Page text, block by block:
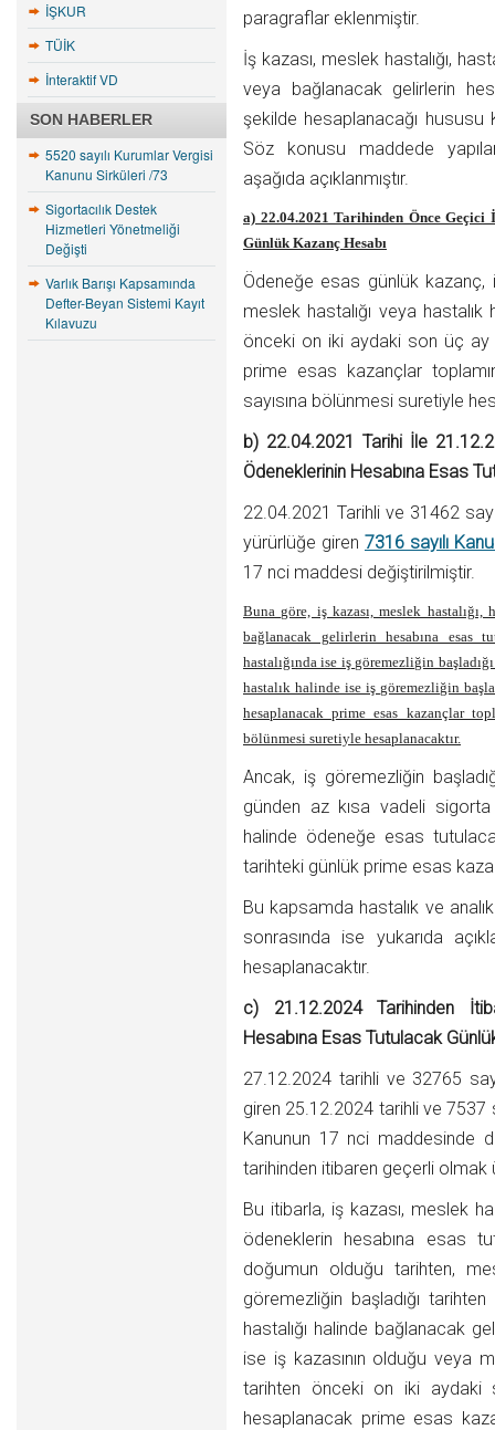
İŞKUR
TÜİK
İnteraktif VD
SON HABERLER
5520 sayılı Kurumlar Vergisi
Kanunu Sirküleri /73
Sigortacılık Destek
Hizmetleri Yönetmeliği
Değişti
Varlık Barışı Kapsamında
Defter-Beyan Sistemi Kayıt
Kılavuzu
paragraflar eklenmiştir.
İş kazası, meslek hastalığı,
veya bağlanacak gelirlerin
şekilde hesaplanacağı
Söz konusu maddede
aşağıda açıklanmıştır.
a) 22.04.2021 Tarihinden Önce Geçici
Günlük Kazanç Hesabı
Ödeneğe esas günlük kazanç,
meslek hastalığı veya
önceki on iki aydaki son üç
prime esas kazançlar
sayısına bölünmesi suretiyle
b) 22.04.2021 Tarihi İle
Ödeneklerinin Hesabına Esas
22.04.2021 Tarihli ve 31462
yürürlüğe giren 7316 sayılı
17 nci maddesi değiştirilmiştir.
Buna göre, iş kazası, meslek
bağlanacak gelirlerin hesabına esas
hastalığında ise iş göremezliğin
hastalık halinde ise iş göremezliğin
hesaplanacak prime esas kazançlar
bölünmesi suretiyle hesaplanacaktır.
Ancak, iş göremezliğin
günden az kısa vadeli
halinde ödeneğe esas
tarihteki günlük prime esas
Bu kapsamda hastalık ve
sonrasında ise yukarıda
hesaplanacaktır.
c) 21.12.2024 Tarihinden
Hesabına Esas Tutulacak
27.12.2024 tarihli ve 32765
giren 25.12.2024 tarihli ve 7537
Kanunun 17 nci maddesinde
tarihinden itibaren geçerli
Bu itibarla, iş kazası, meslek
ödeneklerin hesabına esas
doğumun olduğu tarihten,
göremezliğin başladığı
hastalığı halinde bağlanacak
ise iş kazasının olduğu veya
tarihten önceki on iki
hesaplanacak prime esas